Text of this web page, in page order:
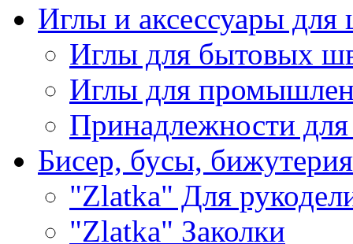
Иглы и аксессуары
Иглы для бытовых
Иглы для
Принадлежности
Бисер, бусы, бижутерия
"Zlatka" Для
"Zlatka" Заколки